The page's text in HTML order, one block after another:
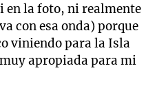
en la foto, ni realmente
con esa onda) porque
viniendo para la Isla
apropiada para mi